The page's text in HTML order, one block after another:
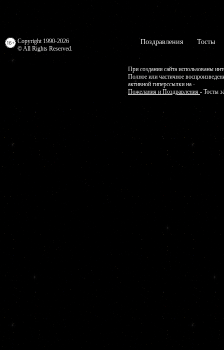
Copyright 1990-2026
© All Rights Reserved.
Поздравления Тосты
При создании сайта использованы
Полное или частичное
активной гиперссылки на -
Пожелания и Поздравления - Тосты